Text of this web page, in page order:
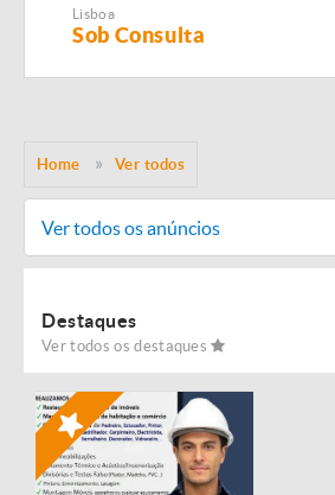
Remodelação de
imóveis!
Lisboa
Sob Consulta
Home Ver todos
Ver todos os anúncios
Destaques
Ver todos os destaques